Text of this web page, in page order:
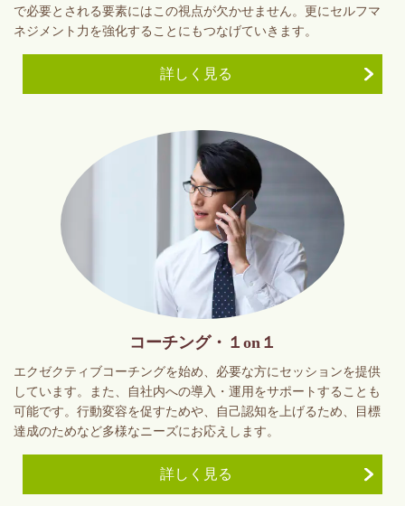
で必要とされる要素にはこの視点が欠かせません。更にセルフマ
ネジメント力を強化することにもつなげていきます。
詳しく見る
コーチング・１on１
エクゼクティブコーチングを始め、必要な方にセッションを提供
しています。また、自社内への導入・運用をサポートすることも
可能です。行動変容を促すためや、自己認知を上げるため、目標
達成のためなど多様なニーズにお応えします。
詳しく見る